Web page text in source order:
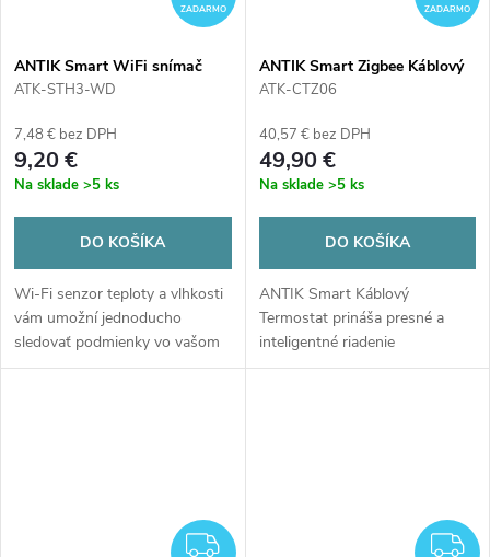
ZADARMO
ANTIK Smart WiFi snímač
teploty a vlhkosti so svetlom
ATK-STH3-WD
7,48 € bez DPH
9,20 €
Na sklade >5 ks
DO KOŠÍKA
Wi-Fi senzor teploty a vlhkosti
vám umožní jednoducho
sledovať podmienky vo vašom
priestore podsvietenom priamo
ZADARMO
ANTIK Smart Zigbee Káblový
Termostat
ATK-CTZ06
40,57 € bez DPH
49,90 €
Na sklade >5 ks
DO KOŠÍKA
ANTIK Smart Káblový
Termostat prináša presné a
inteligentné riadenie
vykurovania aj chladenia v
ZADARMO